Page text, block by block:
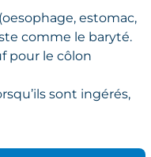
estomac,
comme le baryté.
pour le côlon
sont ingérés,